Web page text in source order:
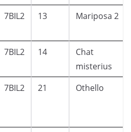
7BIL2 13 Mariposa 2
7BIL2 14
Chat
misterius
7BIL2 21 Othello